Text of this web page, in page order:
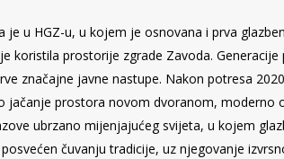
je u HGZ-u, u kojem je osnovana i prva
koristila prostorije zgrade Zavoda.
značajne javne nastupe. Nakon potresa
jačanje prostora novom dvoranom,
ubrzano mijenjajućeg svijeta, u kojem
čuvanju tradicije, uz njegovanje